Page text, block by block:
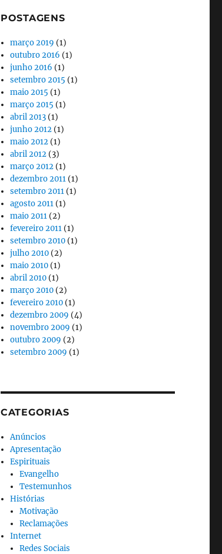
POSTAGENS
março 2019 (1)
outubro 2016 (1)
junho 2016 (1)
setembro 2015 (1)
maio 2015 (1)
março 2015 (1)
abril 2013 (1)
junho 2012 (1)
maio 2012 (1)
abril 2012 (3)
março 2012 (1)
dezembro 2011 (1)
setembro 2011 (1)
agosto 2011 (1)
maio 2011 (2)
fevereiro 2011 (1)
setembro 2010 (1)
julho 2010 (2)
maio 2010 (1)
abril 2010 (1)
março 2010 (2)
fevereiro 2010 (1)
dezembro 2009 (4)
novembro 2009 (1)
outubro 2009 (2)
setembro 2009 (1)
CATEGORIAS
Anúncios
Apresentação
Espirituais
Evangelho
Testemunhos
Histórias
Motivação
Reclamações
Internet
Redes Sociais